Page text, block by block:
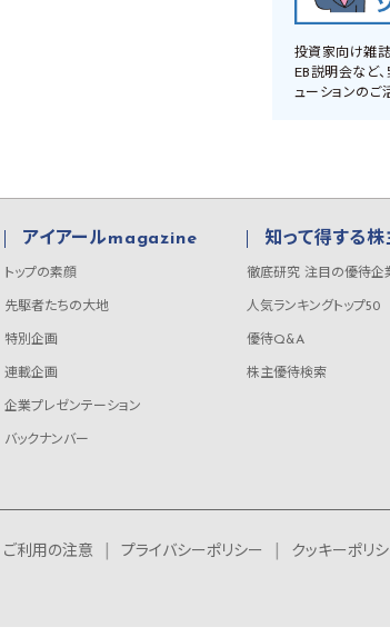
投資家向け雑
EB説明会など
ューションのご
アイアールmagazine
トップの素顔
先駆者たちの大地
特別企画
連載企画
企業プレゼンテーション
バックナンバー
知って得する
徹底研究 注目の優待企
人気ランキングトップ50
優待Q&A
株主優待検索
ご利用の注意 プライバシーポリシー クッキーポリ